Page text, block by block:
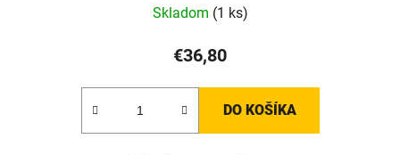
Skladom (1 ks)
€36,80
DO KOŠÍKA